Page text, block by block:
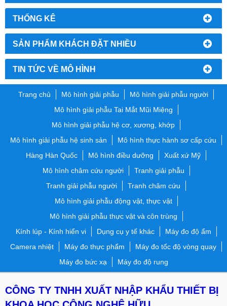
THỐNG KÊ
SẢN PHẨM KHÁCH ĐẶT NHIỀU
TIN TỨC VỀ MÔ HÌNH
Trang chủ Mô hình giải phẫu
Mô hình giải phẫu người
Mô hình giải phẫu Tai Mắt Mũi Miệng
Mô hình giải phẫu hệ cơ, xương, khớp
Mô hình giải phẫu hệ sinh sản
Mô hình thực hành sơ cấp cứu
Hàng Hàn Quốc
Mô hình điều dưỡng
Xuất xứ Mỹ
Mô hình châm cứu người
Tranh giải phẫu
Tranh giải phẫu người
Tranh châm cứu
Mô hình giải phẫu động vật, thực vật
Mô hình giải phẫu thực vật và côn trùng
Kính lúp - Kính hiển vi
Dụng cụ y tế khác
Máy đo độ ẩm
Camera nhiệt
Máy đo thực phẩm
Máy đo tốc độ vòng quay
Máy đo bức xạ
Máy đo độ rung
CÔNG TY TNHH XUẤT NHẬP KHẨU THIẾT BỊ